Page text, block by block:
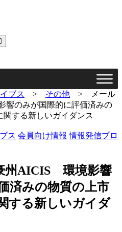
ブス > その他 >
メール
のみが国際的に評価済みの
する新しいガイダンス
ス 会員向け情報 情報発信プロ
州AICIS 環境影響
済みの物質の上市
する新しいガイダ